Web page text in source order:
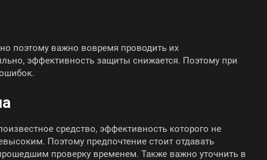
поэтому важно вовремя проводить их
эффективность защиты снижается. Поэтому при
средство, эффективность которого не
Поэтому предпочтение стоит отдавать
проверку временем. Также важно уточнить в